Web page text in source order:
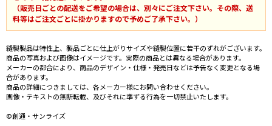
（販売日ごとの配送をご希望の場合は、別々にご注文下さい。その際、送
料等はご注文ごとに掛かりますので予めご了承下さい。）
縫製製品は特性上、製品ごとに仕上がりサイズや縫製位置に若干のずれがございます。
商品の写真および画像はイメージです。実際の商品とは異なる場合があります。
メーカーの都合により、商品のデザイン・仕様・発売日などは予告なく変更となる場
合があります。
商品の詳細につきましては、各メーカー様にお問い合わせください。
画像・テキストの無断転載、及びそれに準ずる行為を一切禁止いたします。
©創通・サンライズ